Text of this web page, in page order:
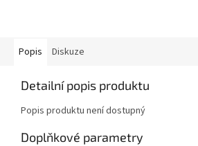
Popis Diskuze
Detailní popis produktu
Popis produktu není dostupný
Doplňkové parametry